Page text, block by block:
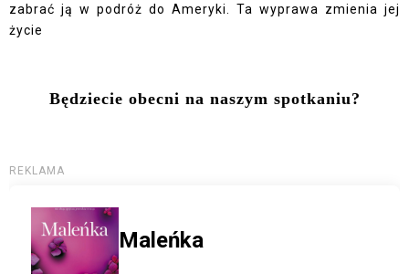
zabrać ją w podróż do Ameryki. Ta wyprawa zmienia jej
życie
Będziecie obecni na naszym spotkaniu?